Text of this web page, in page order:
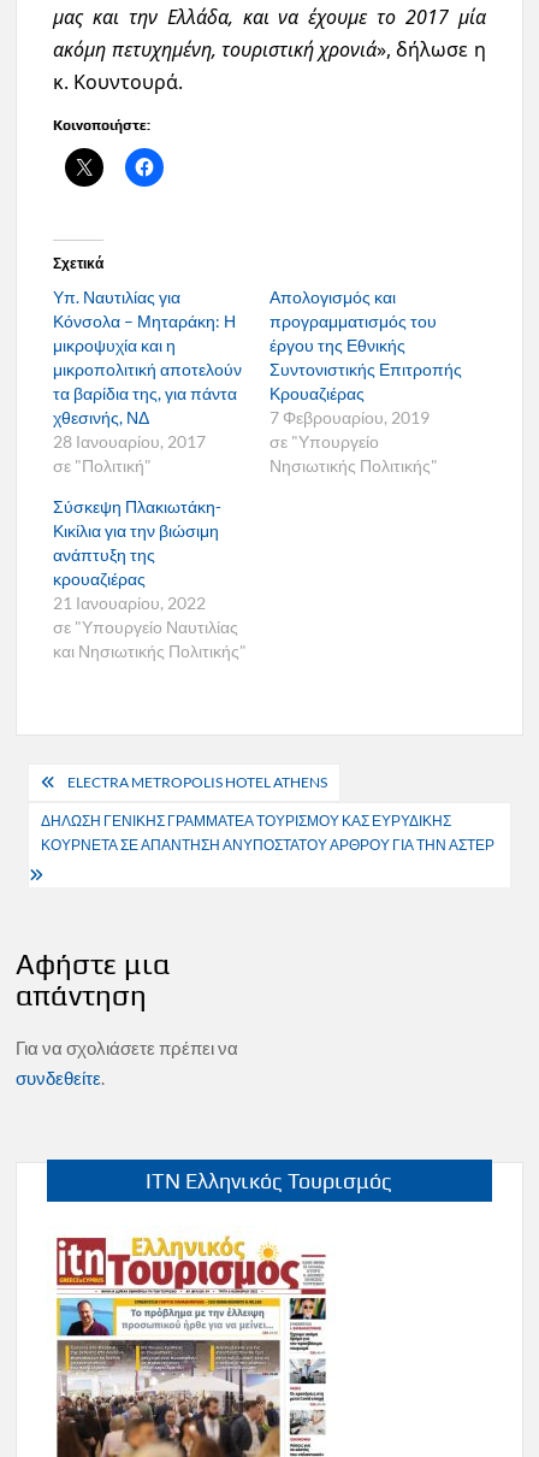
μας και την Ελλάδα, και να έχουμε το 2017 μία
ακόμη πετυχημένη, τουριστική χρονιά», δήλωσε η
κ. Κουντουρά.
Κοινοποιήστε:
Σχετικά
Υπ. Ναυτιλίας για
Κόνσολα – Μηταράκη: Η
μικροψυχία και η
μικροπολιτική αποτελούν
τα βαρίδια της, για πάντα
χθεσινής, ΝΔ
28 Ιανουαρίου, 2017
σε "Πολιτική"
Απολογισμός και
προγραμματισμός του
έργου της Εθνικής
Συντονιστικής Επιτροπής
Κρουαζιέρας
7 Φεβρουαρίου, 2019
σε "Υπουργείο
Νησιωτικής Πολιτικής"
Σύσκεψη Πλακιωτάκη-
Κικίλια για την βιώσιμη
ανάπτυξη της
κρουαζιέρας
21 Ιανουαρίου, 2022
σε "Υπουργείο Ναυτιλίας
και Νησιωτικής Πολιτικής"
Πλοήγηση
άρθρων
ELECTRA METROPOLIS HOTEL ATHENS
ΔΗΛΩΣΗ ΓΕΝΙΚΗΣ ΓΡΑΜΜΑΤΕΑ ΤΟΥΡΙΣΜΟΥ ΚΑΣ ΕΥΡΥΔΙΚΗΣ
ΚΟΥΡΝΕΤΑ ΣΕ ΑΠΑΝΤΗΣΗ ΑΝΥΠΟΣΤΑΤΟΥ ΑΡΘΡΟΥ ΓΙΑ ΤΗΝ ΑΣΤΕΡ
Αφήστε μια
απάντηση
Για να σχολιάσετε πρέπει να
συνδεθείτε
ITN Ελληνικός Τουρισμός